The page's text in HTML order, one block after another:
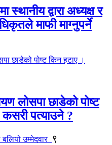
स्थानीय द्वारा अध्यक्ष र
माफी माग्नुपर्ने
लोसपा छाडेको पोष्ट
पत्याउने ?
९